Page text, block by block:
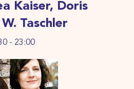
Kaiser, Doris
Taschler
- 23:00